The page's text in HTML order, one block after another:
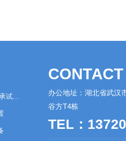
CONTACT
办公地址：湖北省武汉
谷方T4栋
TEL：